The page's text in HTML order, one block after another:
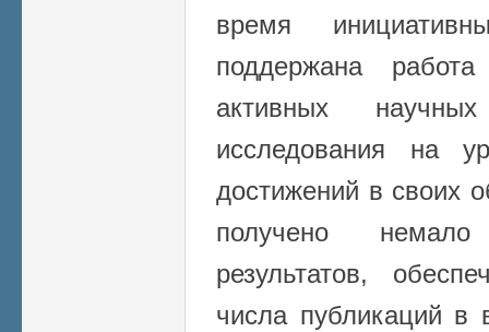
время
поддержана
активных
исследования на
достижений в своих
получено
результатов,
числа публикаций в